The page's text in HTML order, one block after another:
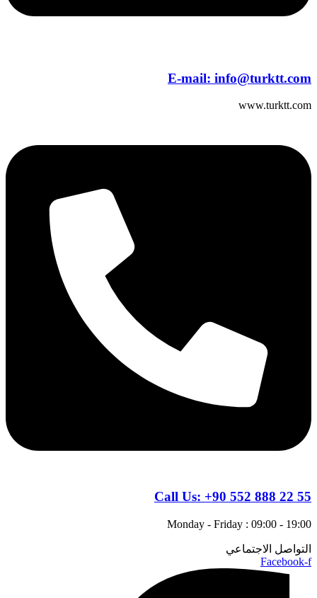
E-mail: info@turktt.com
www.turktt.com
Call Us: +90 552 888 22 55
Monday - Friday : 09:00 - 19:00
التواصل الاجتماعي
Facebook-f